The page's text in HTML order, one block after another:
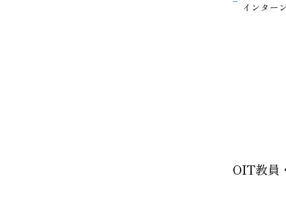
インター
OIT教員